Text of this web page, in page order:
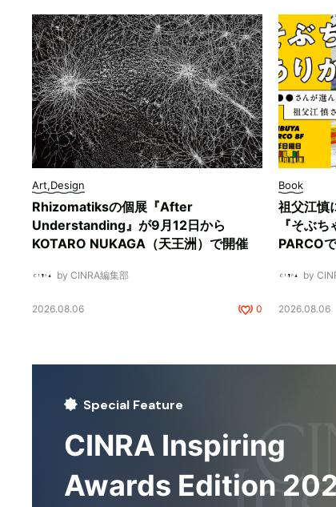
Art,Design
Rhizomatiksの個展『After
Understanding』が9月12日から
KOTARO NUKAGA（天王洲）で開催
by CINRA編集部
2026.08.06 0
Book
祖父江慎
『そぶ
PARCO
by
2026.08.06
Special Feature
CINRA Inspiring
Awards Edition